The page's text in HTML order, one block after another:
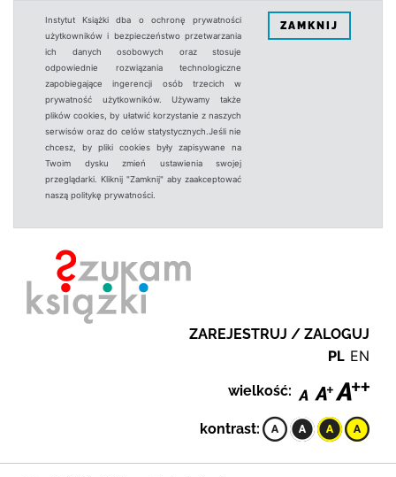
Instytut Książki dba o ochronę prywatności
użytkowników i bezpieczeństwo przetwarzania
ich danych osobowych oraz stosuje
odpowiednie rozwiązania technologiczne
zapobiegające ingerencji osób trzecich w
prywatność użytkowników. Używamy także
plików cookies, by ułatwić korzystanie z naszych
serwisów oraz do celów statystycznych.Jeśli nie
chcesz, by pliki cookies były zapisywane na
Twoim dysku zmień ustawienia swojej
przeglądarki. Kliknij "Zamknij" aby zaakceptować
naszą politykę prywatności.
ZAMKNIJ
ZAREJESTRUJ / ZALOGUJ
PL EN
wielkość:
kontrast: